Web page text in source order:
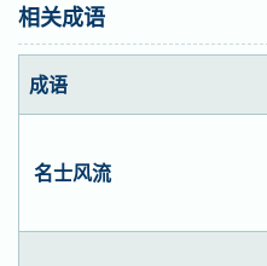
相关成语
成语
名士风流